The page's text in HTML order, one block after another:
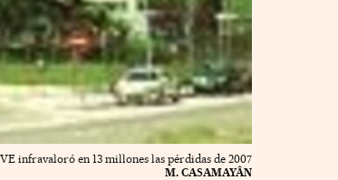
infravaloró en 13 millones las pérdidas de 2007
M. CASAMAYÂN